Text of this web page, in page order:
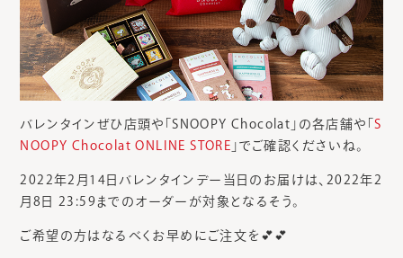
バレンタインぜひ店頭や「SNOOPY Chocolat」の各店舗や「 S
NOOPY Chocolat ONLINE STORE 」でご確認くださいね。
2022年2月14日バレンタインデー当日のお届けは、2022年2
月8日 23:59までのオーダーが対象となるそう。
ご希望の方はなるべくお早めにご注文を💕💕